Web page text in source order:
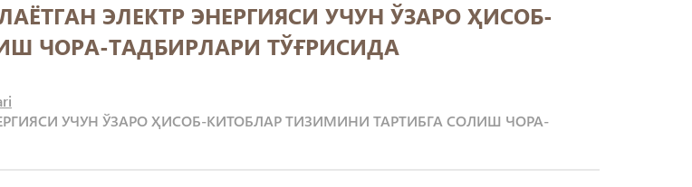
ЭЛЕКТР ЭНЕРГИЯСИ УЧУН ЎЗАРО ҲИСОБ-
ЧОРА-ТАДБИРЛАРИ ТЎҒРИСИДА
УЧУН ЎЗАРО ҲИСОБ-КИТОБЛАР ТИЗИМИНИ ТАРТИБГА СОЛИШ ЧОРА-